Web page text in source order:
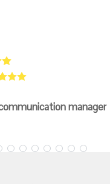
manager